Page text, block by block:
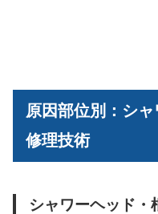
原因部位別：シ
修理技術
シャワーヘッド・